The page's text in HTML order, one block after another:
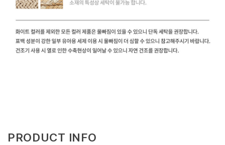
PRODUCT INFO